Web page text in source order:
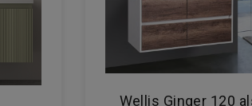
Wellis Ginger 120